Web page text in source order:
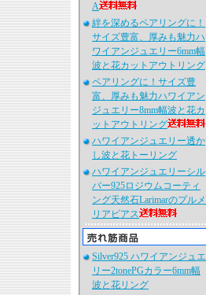
A
絆を深めるペアリングに！
サイズ豊富、厚みも魅力ハ
ワイアンジュエリー6mm幅
波と花カットアウトリング
ペアリングに！サイズ豊
富、厚みも魅力ハワイアン
ジュエリー8mm幅波と花カ
ットアウトリング
ハワイアンジュエリー透か
し波と花トーリング
ハワイアンジュエリーシル
バー925ロジウムコーティ
ング天然石Larimarのプルメ
リアピアス
Silver925 ハワイアンジュエ
リー2tonePGカラー6mm幅
波と花リング